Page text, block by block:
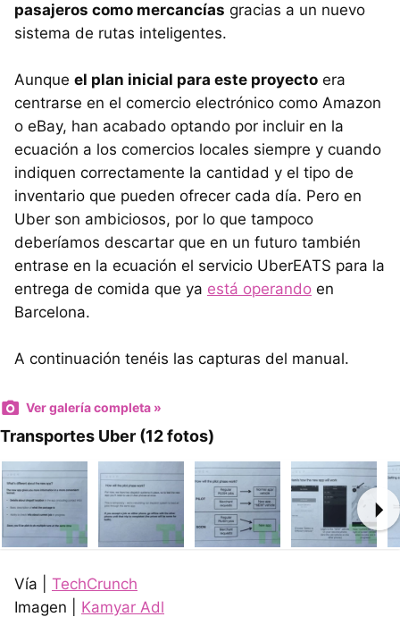
pasajeros como mercancías gracias a un nuevo
sistema de rutas inteligentes.
Aunque el plan inicial para este proyecto era
centrarse en el comercio electrónico como Amazon
o eBay, han acabado optando por incluir en la
ecuación a los comercios locales siempre y cuando
indiquen correctamente la cantidad y el tipo de
inventario que pueden ofrecer cada día. Pero en
Uber son ambiciosos, por lo que tampoco
deberíamos descartar que en un futuro también
entrase en la ecuación el servicio UberEATS para la
entrega de comida que ya está operando en
Barcelona.
A continuación tenéis las capturas del manual.
Ver galería completa »
Transportes Uber (12 fotos)
Vía | TechCrunch
Imagen | Kamyar Adl